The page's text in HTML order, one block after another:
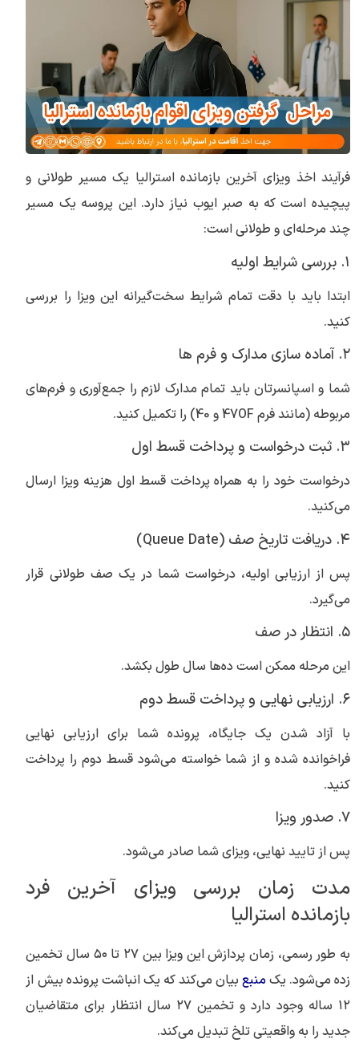
فرآیند اخذ ویزای آخرین بازمانده استرالیا یک مسیر طولانی و
پیچیده است که به صبر ایوب نیاز دارد. این پروسه یک مسیر
چند مرحله‌ای و طولانی است:
۱. بررسی شرایط اولیه
ابتدا باید با دقت تمام شرایط سخت‌گیرانه این ویزا را بررسی
کنید.
۲. آماده سازی مدارک و فرم ها
شما و اسپانسرتان باید تمام مدارک لازم را جمع‌آوری و فرم‌های
مربوطه (مانند فرم 47OF و 40) را تکمیل کنید.
۳. ثبت درخواست و پرداخت قسط اول
درخواست خود را به همراه پرداخت قسط اول هزینه ویزا ارسال
می‌کنید.
۴. دریافت تاریخ صف (Queue Date)
پس از ارزیابی اولیه، درخواست شما در یک صف طولانی قرار
می‌گیرد.
۵. انتظار در صف
این مرحله ممکن است ده‌ها سال طول بکشد.
۶. ارزیابی نهایی و پرداخت قسط دوم
با آزاد شدن یک جایگاه، پرونده شما برای ارزیابی نهایی
فراخوانده شده و از شما خواسته می‌شود قسط دوم را پرداخت
کنید.
۷. صدور ویزا
پس از تایید نهایی، ویزای شما صادر می‌شود.
مدت زمان بررسی ویزای آخرین فرد
بازمانده استرالیا
به طور رسمی، زمان پردازش این ویزا بین ۲۷ تا ۵۰ سال تخمین
زده می‌شود. یک منبع بیان می‌کند که یک انباشت پرونده بیش از
۱۲ ساله وجود دارد و تخمین ۲۷ سال انتظار برای متقاضیان
جدید را به واقعیتی تلخ تبدیل می‌کند.